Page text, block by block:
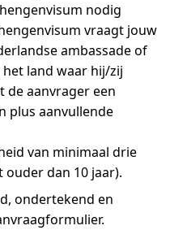
nodig
vraagt jouw
ambassade of
land waar hij/zij
de aanvrager een
plus aanvullende
van minimaal drie
dan 10 jaar).
ondertekend en